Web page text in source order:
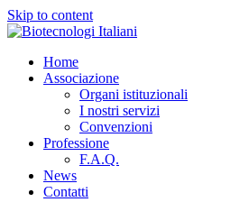
Skip to content
Home
Associazione
Organi istituzionali
I nostri servizi
Convenzioni
Professione
F.A.Q.
News
Contatti